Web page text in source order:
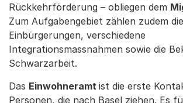
Rückkehrförderung – obliegen dem
Zum Aufgabengebiet zählen zudem die
Einbürgerungen, verschiedene
Integrationsmassnahmen sowie die
Schwarzarbeit.
Das Einwohneramt ist die erste
Personen, die nach Basel ziehen. Es